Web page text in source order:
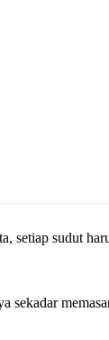
setiap sudut